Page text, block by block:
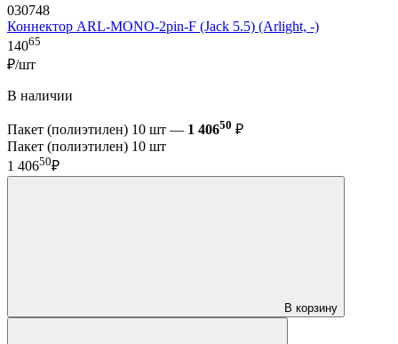
030748
Коннектор ARL-MONO-2pin-F (Jack 5.5) (Arlight, -)
14065
₽/шт
В наличии
Пакет (полиэтилен) 10 шт — 1 40650 ₽
Пакет (полиэтилен) 10 шт
1 40650₽
В корзину